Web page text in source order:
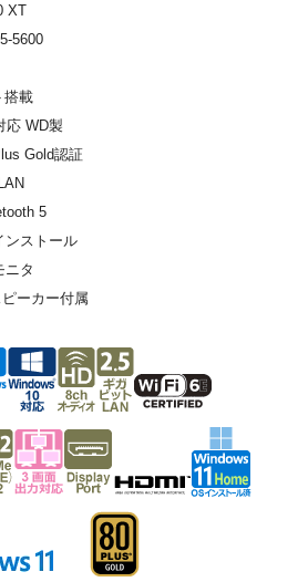
XT
5600
搭載
応 WD製
Gold認証
5
ンストール
ニタ
ーカー付属